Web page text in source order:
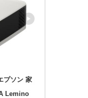
プソン 家
Lemino